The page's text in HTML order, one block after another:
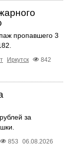
пропавшего 3
Иркутск
842
за
853 06.08.2026